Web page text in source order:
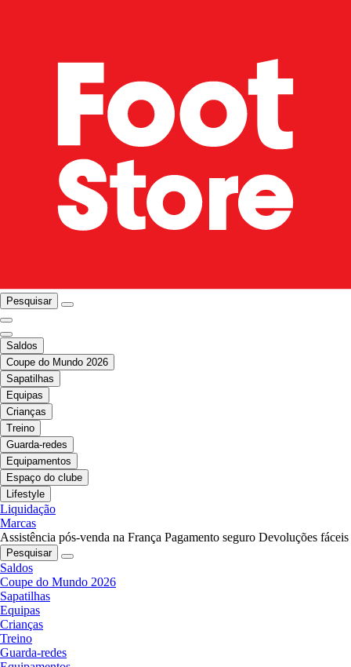
Pesquisar
Saldos
Coupe do Mundo 2026
Sapatilhas
Equipas
Crianças
Treino
Guarda-redes
Equipamentos
Espaço do clube
Lifestyle
Liquidação
Marcas
Assistência pós-venda na França Pagamento seguro Devoluções fáceis
Pesquisar
Saldos
Coupe do Mundo 2026
Sapatilhas
Equipas
Crianças
Treino
Guarda-redes